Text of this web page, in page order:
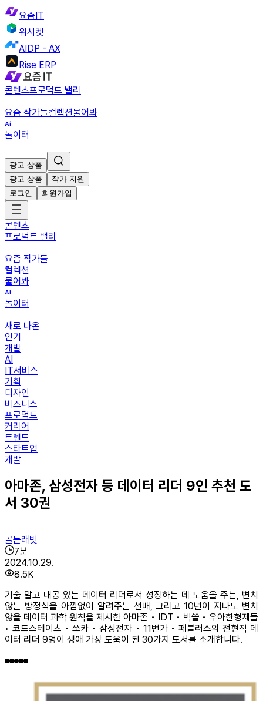
요즘IT
위시켓
AIDP - AX
Rise ERP
콘텐츠프로덕트 밸리
요즘 작가들컬렉션물어봐
놀이터
광고 상품
광고 상품
작가 지원
로그인
회원가입
콘텐츠
프로덕트 밸리
요즘 작가들
컬렉션
물어봐
놀이터
새로 나온
인기
개발
AI
IT서비스
기획
디자인
비즈니스
프로덕트
커리어
트렌드
스타트업
개발
아마존, 삼성전자 등 데이터 리더 9인 추천 도
서 30권
골든래빗
7분
2024.10.29.
8.5K
기술 말고 내공 있는 데이터 리더로서 성장하는 데 도움을 주는, 변치
않는 방정식을 아낌없이 알려주는 선배, 그리고 10년이 지나도 변치
않을 데이터 과학 원칙을 제시한 아마존 • IDT • 빅쏠 • 우아한형제들
• 코드스테이츠 • 쏘카 • 삼성전자 • 11번가 • 페블러스의 전현직 데
이터 리더 9명이 생애 가장 도움이 된 30가지 도서를 소개합니다.